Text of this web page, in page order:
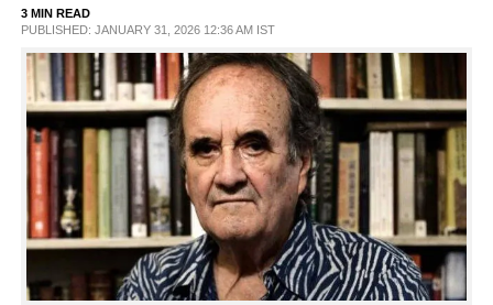
PHOTOS
LIFESTYLE
SPIRITUAL
INFO+
ART
3 MIN READ
PUBLISHED: JANUARY 31, 2026 12:36 AM IST